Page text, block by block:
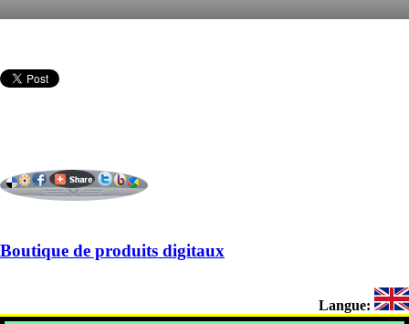
Boutique de produits digitaux
Langue: